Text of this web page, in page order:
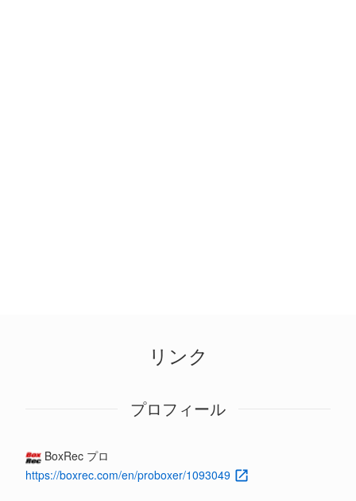
リンク
プロフィール
BoxRec プロ
https://boxrec.com/en/proboxer/1093049